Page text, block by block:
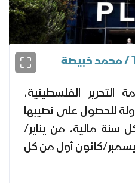
الفلسطينية،
للحصول على نصيبها
سنة مالية، من يناير/
كانون أول من كل